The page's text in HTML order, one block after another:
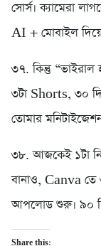
সোর্স। ক্যামেরা
AI + মোবাইল
৩৭. কিন্তু “ভাইরাল
৩টা Shorts, ৩০
তোমার
৩৮. আজকেই ১টা
বানাও, Canva তে
আপলোড শুরু। ৯০
Share this: